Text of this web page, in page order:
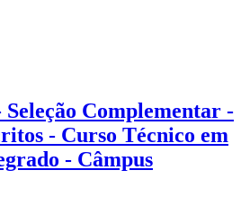
Complementar -
- Curso Técnico em
- Câmpus